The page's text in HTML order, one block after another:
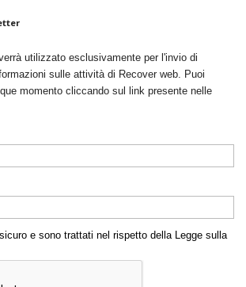
utilizzato esclusivamente per l'invio di
sulle attività di Recover web. Puoi
momento cliccando sul link presente nelle
e sono trattati nel rispetto della Legge sulla